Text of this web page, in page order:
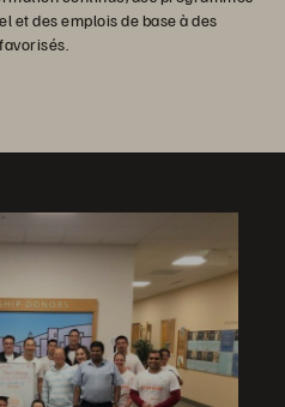
et des emplois de base à des